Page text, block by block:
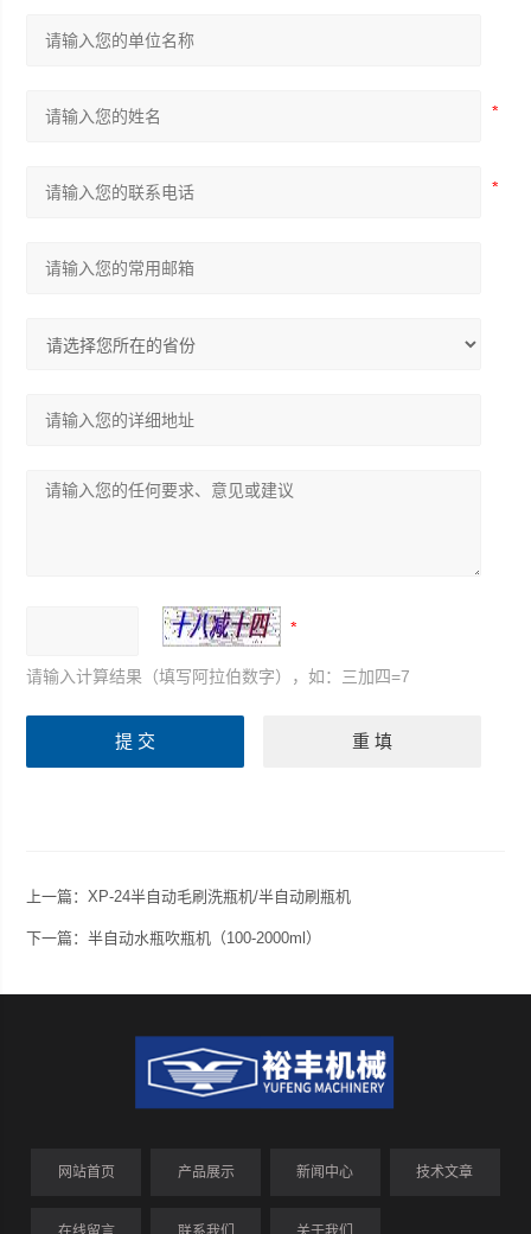
请输入计算结果（填写阿拉伯数字），如：三加四=7
上一篇：XP-24半自动毛刷洗瓶机/半自动刷瓶机
下一篇：半自动水瓶吹瓶机（100-2000ml）
网站首页 产品展示 新闻中心 技术文章